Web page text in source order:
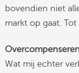
bovendien niet
markt op gaat.
Overcompenseren
Wat mij echter